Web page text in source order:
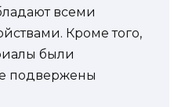
всеми
Кроме того,
были
подвержены